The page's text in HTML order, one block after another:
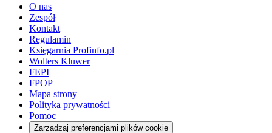
O nas
Zespół
Kontakt
Regulamin
Księgarnia Profinfo.pl
Wolters Kluwer
FEPI
FPOP
Mapa strony
Polityka prywatności
Pomoc
Zarządzaj preferencjami plików cookie